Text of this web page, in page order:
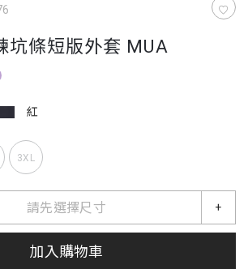
坑條短版外套 MUA
紅
3XL
請先選擇尺寸 +
加入購物車